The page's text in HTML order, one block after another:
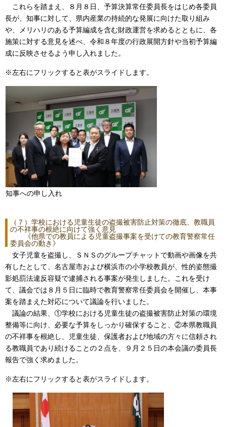
これらを踏まえ、８月８日、予算決算常任委員長をはじめ各委員
長が、知事に対して、県内産業の持続的な発展に向けた取り組み
や、メリハリのある予算編成を含む財政運営を求めるとともに、各
施策に対する意見を述べ、令和８年度の行政展開方針や当初予算編
成に反映させるよう申し入れました。
※左右にフリックすると表がスライドします。
知事への申し入れ
（７）学校における児童生徒の盗撮被害防止対策の徹底、教職員
の不祥事の根絶に向けて強く意見
《他県での教員による児童盗撮事案を受けての教育警察常任
委員会の動き》
女子児童を盗撮し、ＳＮＳのグループチャットで動画や画像を共
有したとして、名古屋市および横浜市の小学校教員が、性的姿態撮
影処罰法違反容疑で逮捕される事案が発生しました。これを受け
て、議会では８月５日に臨時で教育警察常任委員会を開催し、本事
案を踏まえた対応について議論を行いました。
議論の結果、①学校における児童生徒の盗撮被害防止対策の環境
整備等に向け、必要な予算をしっかり確保すること、②本県教職員
の不祥事を根絶し、児童生徒、保護者および地域の方々に信頼され
る教職員であり続けることの２点を、９月２５日の本会議の委員長
報告で強く求めました。
※左右にフリックすると表がスライドします。